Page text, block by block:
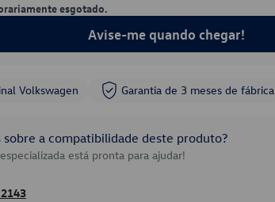
esgotado.
Avise-me quando chegar!
Volkswagen Garantia de 3 meses de fábrica
sobre a compatibilidade deste produto?
está pronta para ajudar!